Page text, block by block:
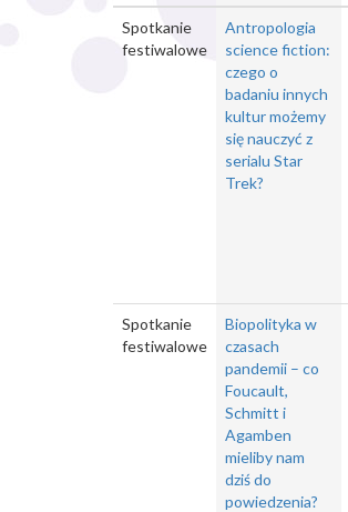
Spotkanie
festiwalowe
Antropologia
science fiction:
czego o
badaniu innych
kultur możemy
się nauczyć z
serialu Star
Trek?
Spotkanie
festiwalowe
Biopolityka w
czasach
pandemii – co
Foucault,
Schmitt i
Agamben
mieliby nam
dziś do
powiedzenia?